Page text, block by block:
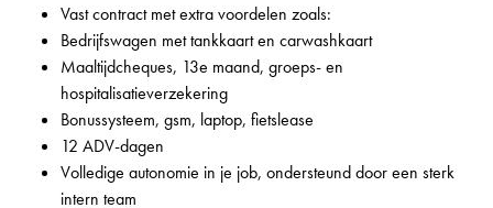
Vast contract met extra voordelen zoals:
Bedrijfswagen met tankkaart en carwashkaart
Maaltijdcheques, 13e maand, groeps- en
hospitalisatieverzekering
Bonussysteem, gsm, laptop, fietslease
12 ADV-dagen
Volledige autonomie in je job, ondersteund door een sterk
intern team